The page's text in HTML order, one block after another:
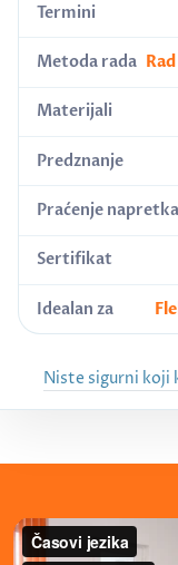
Termini
Metoda rada
Materijali
Predznanje
Praćenje napretka
Sertifikat
Idealan za
Niste sigurni koji